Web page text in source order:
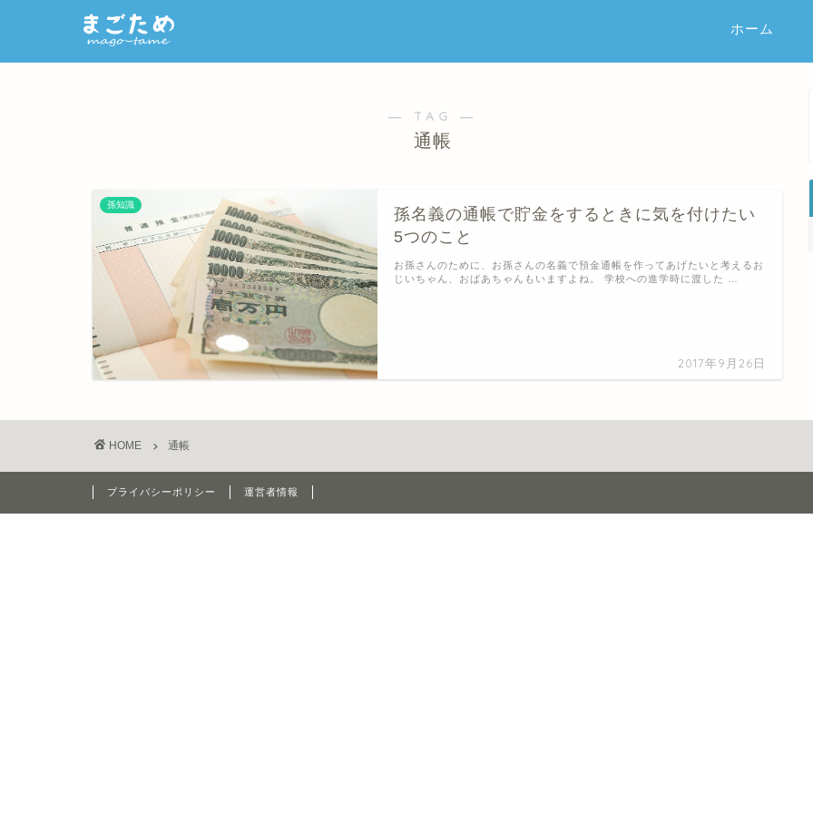
ホーム
― TAG ―
通帳
孫知識
孫名義の通帳で貯金をするときに気を付けたい
5つのこと
2017年9月26日
お孫さんのために、お孫さんの名義で預金通帳を作ってあげたいと考えるお
じいちゃん、おばあちゃんもいますよね。 学校への進学時に渡した …
HOME 通帳
プライバシーポリシー 運営者情報